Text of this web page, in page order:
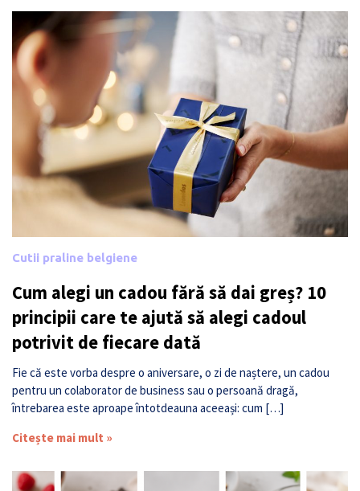
Cutii praline belgiene
Cum alegi un cadou fără să dai greș? 10
principii care te ajută să alegi cadoul
potrivit de fiecare dată
Fie că este vorba despre o aniversare, o zi de naștere, un cadou
pentru un colaborator de business sau o persoană dragă,
întrebarea este aproape întotdeauna aceeași: cum […]
Citește mai mult »